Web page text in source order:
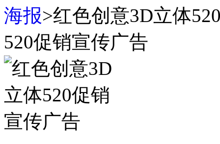
海报>红色创意3D立体
520促销宣传广告